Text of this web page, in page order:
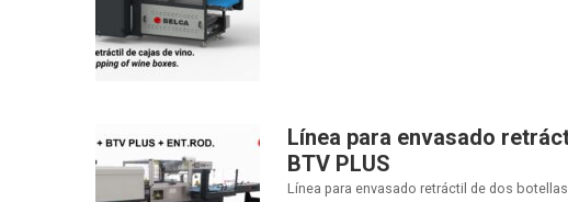
Línea para envasado
BTV PLUS
Línea para envasado retráctil de dos